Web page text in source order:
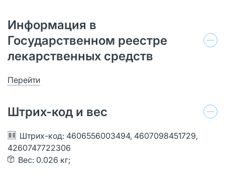
Информация в
Государственном реестре
лекарственных средств
Перейти
Штрих-код и вес
Штрих-код: 4606556003494, 4607098451729,
4260747722306
Вес: 0.026 кг;